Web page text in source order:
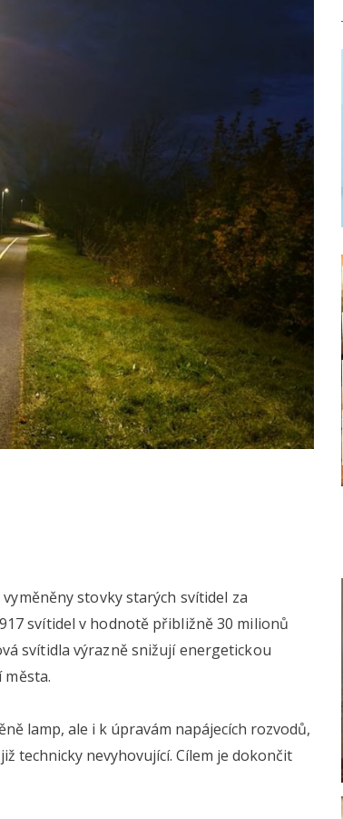
stovky starých svítidel za
svítidel v hodnotě přibližně 30 milionů
svítidla výrazně snižují energetickou
lamp, ale i k úpravám napájecích rozvodů,
technicky nevyhovující. Cílem je dokončit